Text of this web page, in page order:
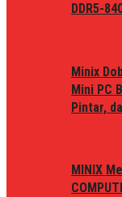
DDR5-
Minix
Mini PC
Pintar,
MINIX